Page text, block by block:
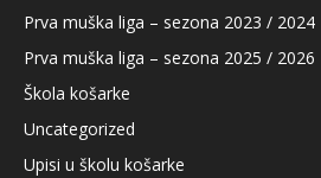
Prva muška liga – sezona 2023 / 2024
Prva muška liga – sezona 2025 / 2026
Škola košarke
Uncategorized
Upisi u školu košarke